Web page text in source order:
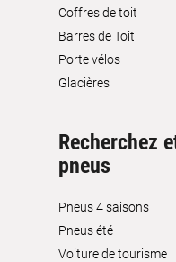
Coffres de toit
Barres de Toit
Porte vélos
Glacières
Recherchez
pneus
Pneus 4 saisons
Pneus été
Voiture de tourisme